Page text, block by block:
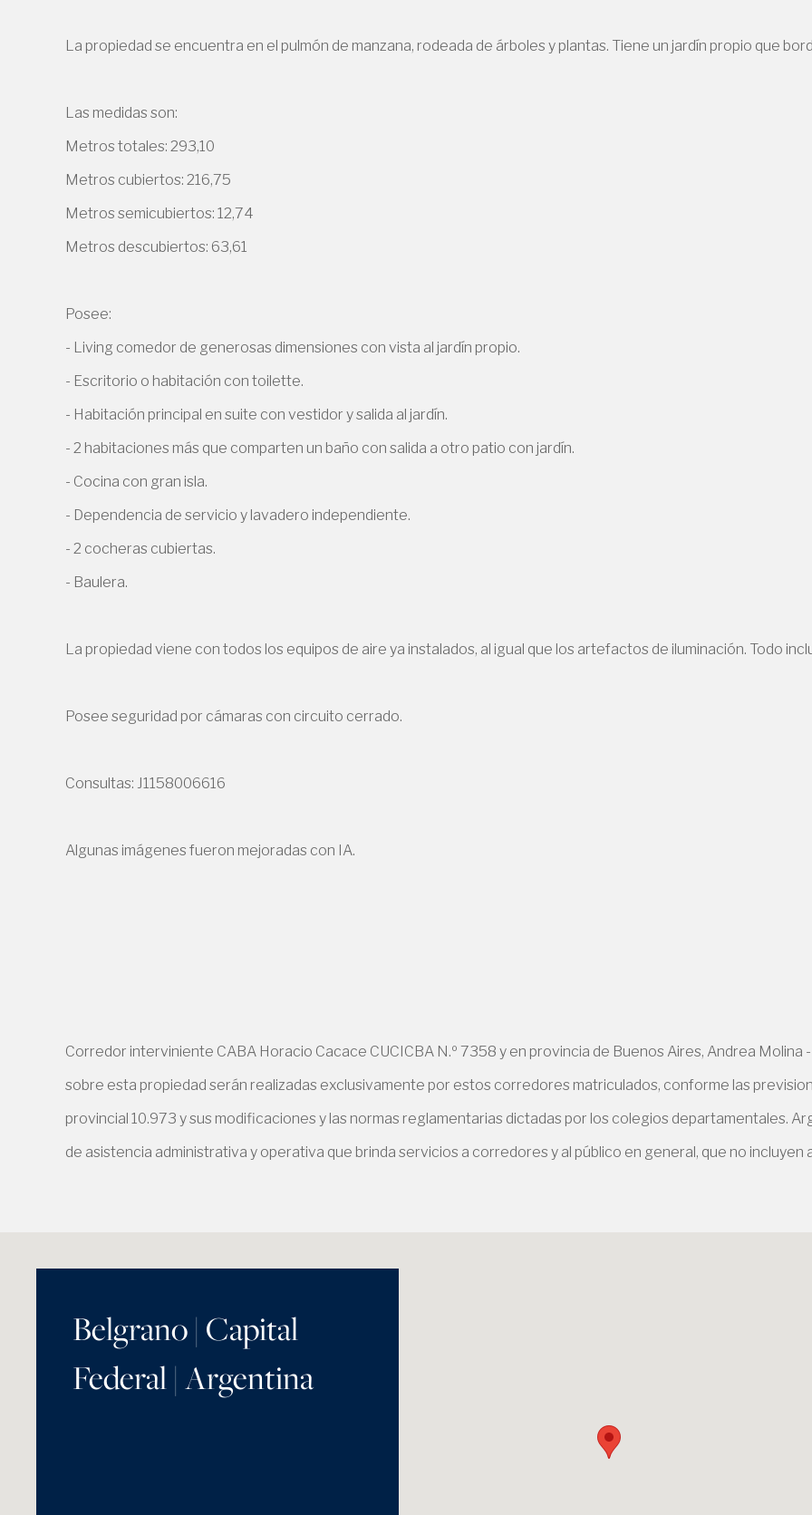
La propiedad se encuentra en el pulmón de manzana, rodeada de árboles y plantas. Tiene un jardín propio que
Las medidas son:
Metros totales: 293,10
Metros cubiertos: 216,75
Metros semicubiertos: 12,74
Metros descubiertos: 63,61
Posee:
- Living comedor de generosas dimensiones con vista al jardín propio.
- Escritorio o habitación con toilette.
- Habitación principal en suite con vestidor y salida al jardín.
- 2 habitaciones más que comparten un baño con salida a otro patio con jardín.
- Cocina con gran isla.
- Dependencia de servicio y lavadero independiente.
- 2 cocheras cubiertas.
- Baulera.
La propiedad viene con todos los equipos de aire ya instalados, al igual que los artefactos de iluminación. Todo
Posee seguridad por cámaras con circuito cerrado.
Consultas: J1158006616
Algunas imágenes fueron mejoradas con IA.
Corredor interviniente CABA Horacio Cacace CUCICBA N.º 7358 y en provincia de Buenos Aires, Andrea
sobre esta propiedad serán realizadas exclusivamente por estos corredores matriculados, conforme las
provincial 10.973 y sus modificaciones y las normas reglamentarias dictadas por los colegios departamentales.
de asistencia administrativa y operativa que brinda servicios a corredores y al público en general, que no
Belgrano | Capital
Federal | Argentina